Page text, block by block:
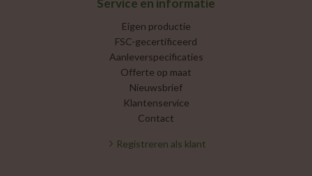
Eigen productie
FSC-gecertificeerd
Aanleverspecificaties
Offerte op maat
Nieuwsbrief
Klantenservice
Contact
Registreren als klant